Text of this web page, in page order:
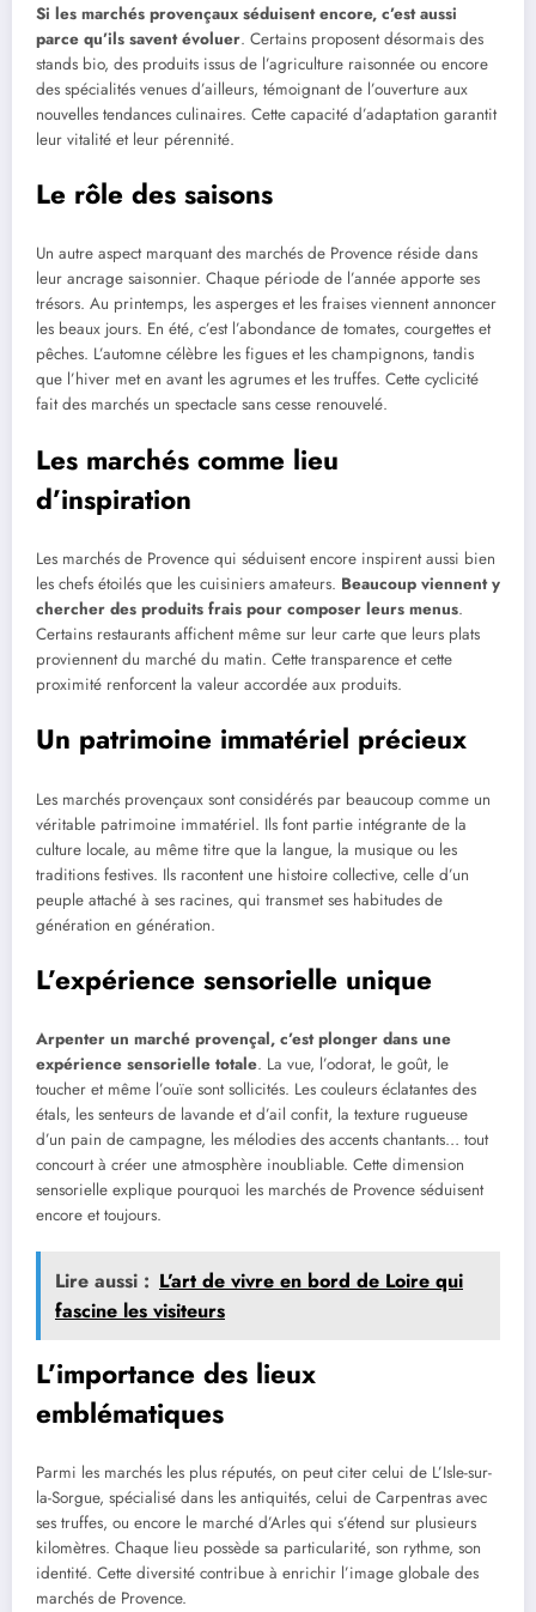
Si les marchés provençaux séduisent encore, c’est aussi
parce qu’ils savent évoluer. Certains proposent désormais des
stands bio, des produits issus de l’agriculture raisonnée ou encore
des spécialités venues d’ailleurs, témoignant de l’ouverture aux
nouvelles tendances culinaires. Cette capacité d’adaptation garantit
leur vitalité et leur pérennité.
Le rôle des saisons
Un autre aspect marquant des marchés de Provence réside dans
leur ancrage saisonnier. Chaque période de l’année apporte ses
trésors. Au printemps, les asperges et les fraises viennent annoncer
les beaux jours. En été, c’est l’abondance de tomates, courgettes et
pêches. L’automne célèbre les figues et les champignons, tandis
que l’hiver met en avant les agrumes et les truffes. Cette cyclicité
fait des marchés un spectacle sans cesse renouvelé.
Les marchés comme lieu
d’inspiration
Les marchés de Provence qui séduisent encore inspirent aussi bien
les chefs étoilés que les cuisiniers amateurs. Beaucoup viennent y
chercher des produits frais pour composer leurs menus.
Certains restaurants affichent même sur leur carte que leurs plats
proviennent du marché du matin. Cette transparence et cette
proximité renforcent la valeur accordée aux produits.
Un patrimoine immatériel précieux
Les marchés provençaux sont considérés par beaucoup comme un
véritable patrimoine immatériel. Ils font partie intégrante de la
culture locale, au même titre que la langue, la musique ou les
traditions festives. Ils racontent une histoire collective, celle d’un
peuple attaché à ses racines, qui transmet ses habitudes de
génération en génération.
L’expérience sensorielle unique
Arpenter un marché provençal, c’est plonger dans une
expérience sensorielle totale. La vue, l’odorat, le goût, le
toucher et même l’ouïe sont sollicités. Les couleurs éclatantes des
étals, les senteurs de lavande et d’ail confit, la texture rugueuse
d’un pain de campagne, les mélodies des accents chantants… tout
concourt à créer une atmosphère inoubliable. Cette dimension
sensorielle explique pourquoi les marchés de Provence séduisent
encore et toujours.
Lire aussi : L’art de vivre en bord de Loire qui
fascine les visiteurs
L’importance des lieux
emblématiques
Parmi les marchés les plus réputés, on peut citer celui de L’Isle-sur-
la-Sorgue, spécialisé dans les antiquités, celui de Carpentras avec
ses truffes, ou encore le marché d’Arles qui s’étend sur plusieurs
kilomètres. Chaque lieu possède sa particularité, son rythme, son
identité. Cette diversité contribue à enrichir l’image globale des
marchés de Provence.